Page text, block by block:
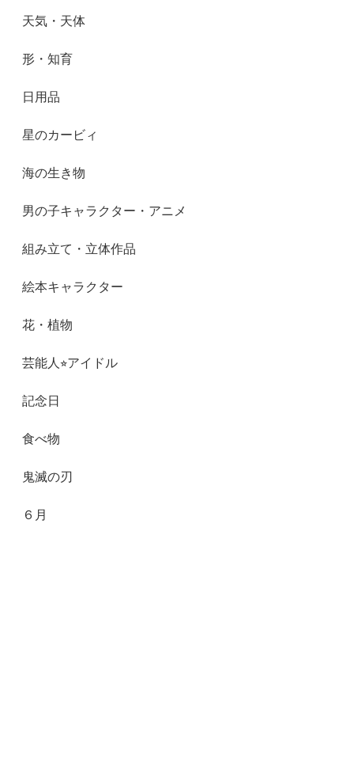
天気・天体
形・知育
日用品
星のカービィ
海の生き物
男の子キャラクター・アニメ
組み立て・立体作品
絵本キャラクター
花・植物
芸能人⭐︎アイドル
記念日
食べ物
鬼滅の刃
６月